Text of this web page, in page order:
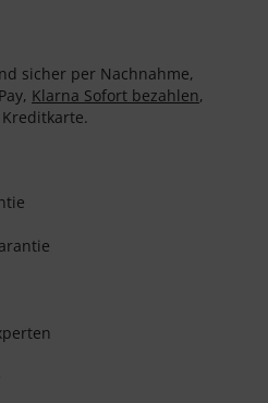
sicher per Nachnahme,
Klarna Sofort bezahlen,